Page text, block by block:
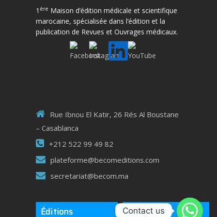
1 ère Maison d’édition médicale et scientifique
marocaine, spécialisée dans l’édition et la
publication de Revues et Ouvrages médicaux.
Rue Ibnou El Katir, 26 Rés Al Boustane
– Casablanca
+212 522 99 49 82
plateforme@becomeditions.com
secretariat@becom.ma
Éditions Rédaction
Contact us